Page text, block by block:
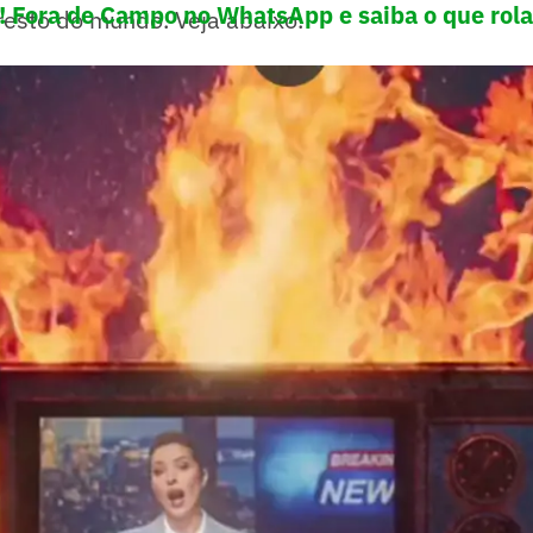
do mundo. Veja abaixo.
Fora de Campo no WhatsApp e saiba o que